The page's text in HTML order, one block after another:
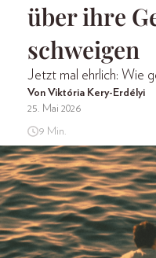
über ihre
schweigen
Jetzt mal ehrlich: Wie
Von Viktória Kery-Erdélyi
25. Mai 2026
9 Min.